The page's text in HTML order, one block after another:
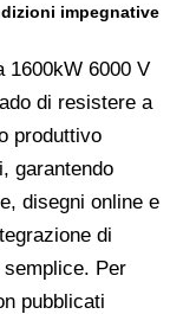
impegnative
1600kW 6000 V
di resistere a
produttivo
garantendo
disegni online e
di
Per
pubblicati